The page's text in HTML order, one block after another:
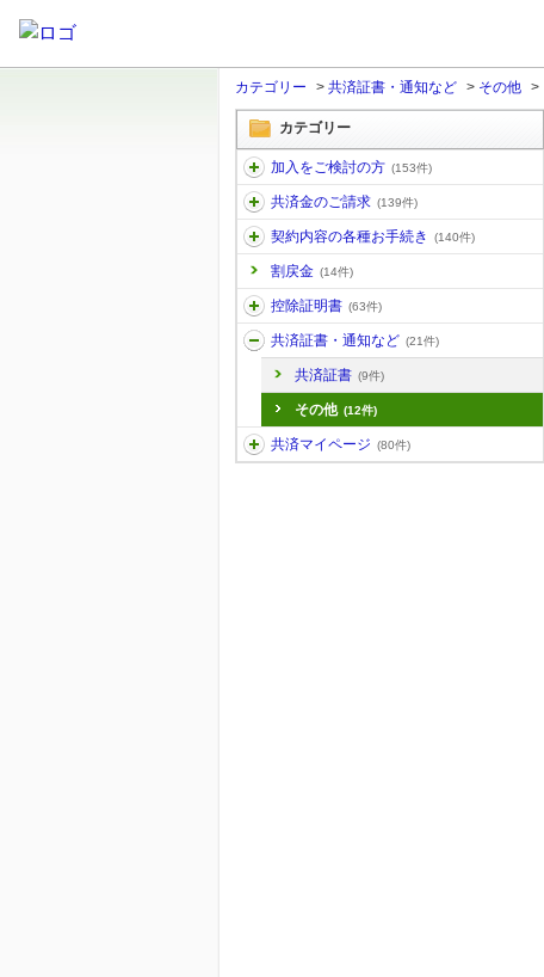
カテゴリー > 共済証書・通知など > その他 >
カテゴリー
加入をご検討の方 (153件)
共済金のご請求 (139件)
契約内容の各種お手続き (140件)
割戻金 (14件)
控除証明書 (63件)
共済証書・通知など (21件)
共済証書 (9件)
その他 (12件)
共済マイページ (80件)